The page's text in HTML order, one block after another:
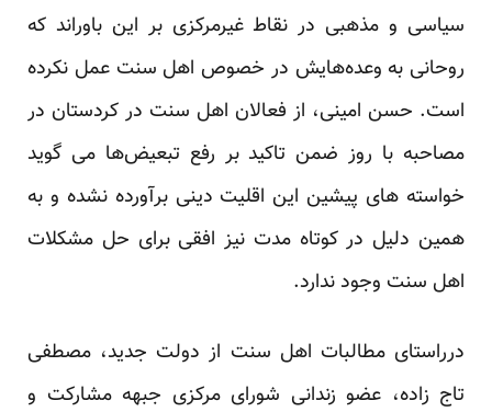
سیاسی و مذهبی در نقاط غیرمرکزی بر این باوراند که
روحانی به وعده‌هایش در خصوص اهل سنت عمل نکرده
است. حسن امینی، از فعالان اهل سنت در کردستان در
مصاحبه با روز ضمن تاکید بر رفع تبعیض‌ها می گوید
خواسته های پیشین این اقلیت دینی برآورده نشده و به
همین دلیل در کوتاه مدت نیز افقی برای حل مشکلات
اهل سنت وجود ندارد.
درراستای مطالبات اهل سنت از دولت جدید، مصطفی
تاج زاده، عضو زندانی شورای مرکزی جبهه مشارکت و